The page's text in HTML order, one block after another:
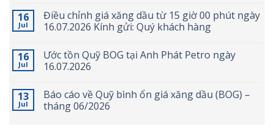
16
Jul
Điều chỉnh giá xăng dầu từ 15 giờ 00 phút ngày
16.07.2026 Kính gửi: Quý khách hàng
16
Jul
Ước tồn Quỹ BOG tại Anh Phát Petro ngày
16.07.2026
13
Jul
Báo cáo về Quỹ bình ổn giá xăng dầu (BOG) –
tháng 06/2026